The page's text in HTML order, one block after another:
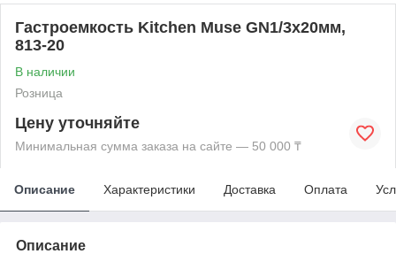
Гастроемкость Kitchen Muse GN1/3x20мм,
813-20
В наличии
Розница
Цену уточняйте
Минимальная сумма заказа на сайте — 50 000 ₸
Описание Характеристики Доставка Оплата
Описание